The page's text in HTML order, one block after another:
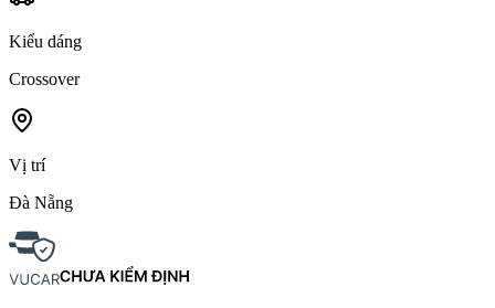
Kiểu dáng
Crossover
Vị trí
Đà Nẵng